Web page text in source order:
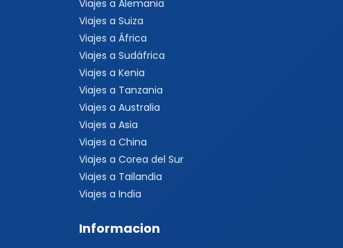
Viajes a Alemania
Viajes a Suiza
Viajes a África
Viajes a Sudáfrica
Viajes a Kenia
Viajes a Tanzania
Viajes a Australia
Viajes a Asia
Viajes a China
Viajes a Corea del Sur
Viajes a Tailandia
Viajes a India
Informacion